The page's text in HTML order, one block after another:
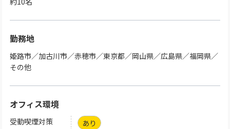
勤務地
姫路市／加古川市／赤穂市／東京都／岡山県／広島県／福岡県／
その他
オフィス環境
受動喫煙対策
あり